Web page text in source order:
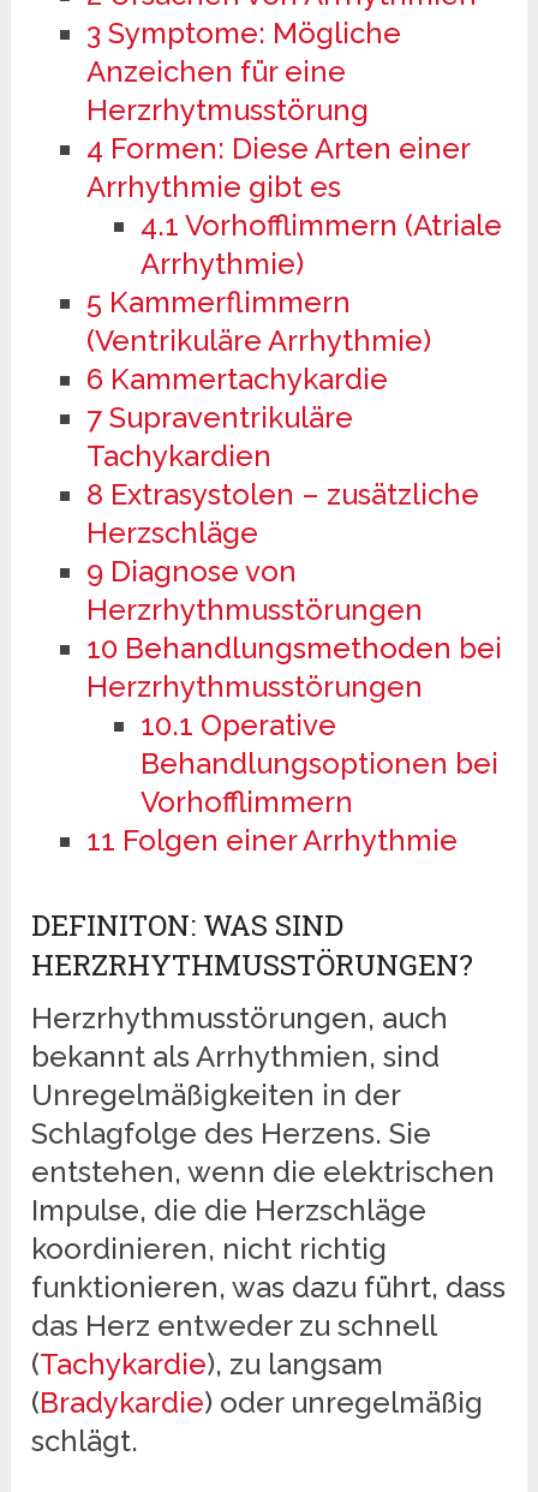
3Symptome: Mögliche
Anzeichen für eine
Herzrhytmusstörung
4 Formen: Diese Arten einer
Arrhythmie gibt es
4.1 Vorhofflimmern (Atriale
Arrhythmie)
5Kammerflimmern
(Ventrikuläre Arrhythmie)
6 Kammertachykardie
7Supraventrikuläre
Tachykardien
8 Extrasystolen – zusätzliche
Herzschläge
9Diagnose von
Herzrhythmusstörungen
10Behandlungsmethoden bei
Herzrhythmusstörungen
10.1 Operative
Behandlungsoptionen bei
Vorhofflimmern
11 Folgen einer Arrhythmie
DEFINITON: WAS SIND
HERZRHYTHMUSSTÖRUNGEN?
Herzrhythmusstörungen, auch
bekannt als Arrhythmien, sind
Unregelmäßigkeiten in der
Schlagfolge des Herzens. Sie
entstehen, wenn die elektrischen
Impulse, die die Herzschläge
koordinieren, nicht richtig
funktionieren, was dazu führt, dass
das Herz entweder zu schnell
(Tachykardie), zu langsam
(Bradykardie) oder unregelmäßig
schlägt.